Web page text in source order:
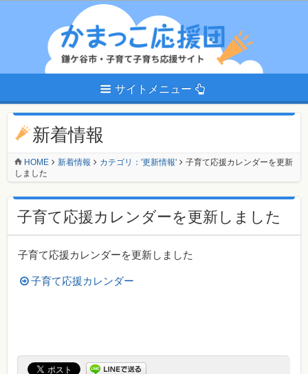
サイトメニュー
新着情報
HOME 新着情報 カテゴリ：'更新情報'
子育て応援カレンダーを更新
しました
子育て応援カレンダーを更新しました
子育て応援カレンダーを更新しました
子育て応援カレンダー